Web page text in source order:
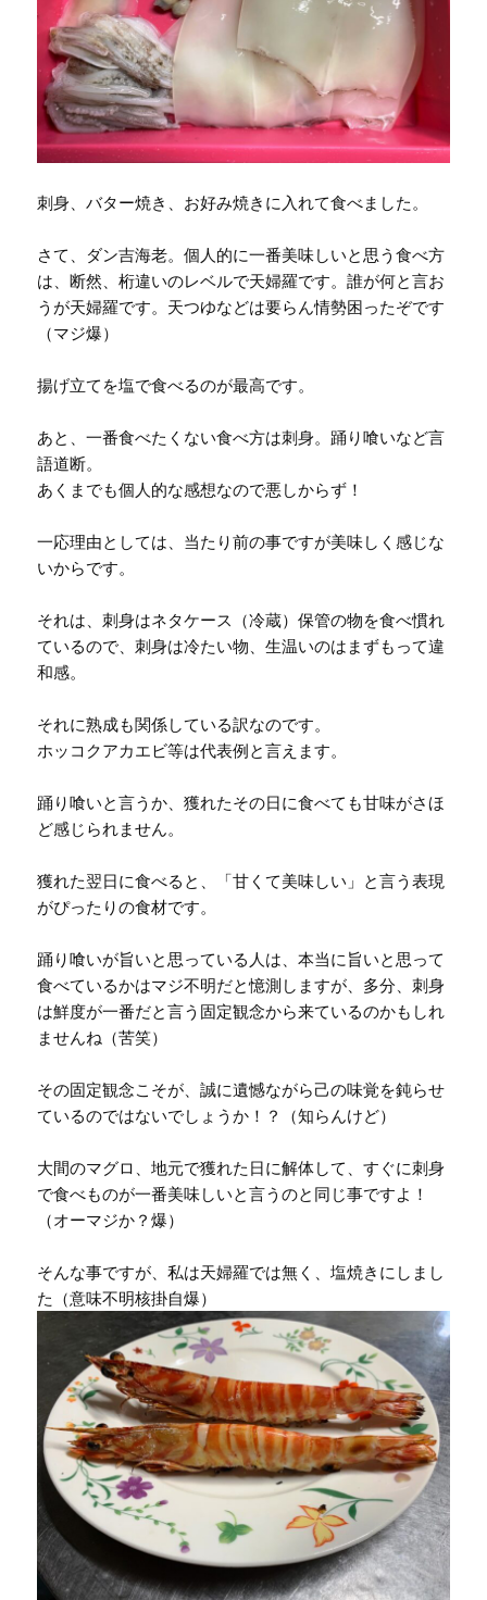
刺身、バター焼き、お好み焼きに入れて食べました。
さて、ダン吉海老。個人的に一番美味しいと思う食べ方
は、断然、桁違いのレベルで天婦羅です。誰が何と言お
うが天婦羅です。天つゆなどは要らん情勢困ったぞです
（マジ爆）
揚げ立てを塩で食べるのが最高です。
あと、一番食べたくない食べ方は刺身。踊り喰いなど言
語道断。
あくまでも個人的な感想なので悪しからず！
一応理由としては、当たり前の事ですが美味しく感じな
いからです。
それは、刺身はネタケース（冷蔵）保管の物を食べ慣れ
ているので、刺身は冷たい物、生温いのはまずもって違
和感。
それに熟成も関係している訳なのです。
ホッコクアカエビ等は代表例と言えます。
踊り喰いと言うか、獲れたその日に食べても甘味がさほ
ど感じられません。
獲れた翌日に食べると、「甘くて美味しい」と言う表現
がぴったりの食材です。
踊り喰いが旨いと思っている人は、本当に旨いと思って
食べているかはマジ不明だと憶測しますが、多分、刺身
は鮮度が一番だと言う固定観念から来ているのかもしれ
ませんね（苦笑）
その固定観念こそが、誠に遺憾ながら己の味覚を鈍らせ
ているのではないでしょうか！？（知らんけど）
大間のマグロ、地元で獲れた日に解体して、すぐに刺身
で食べものが一番美味しいと言うのと同じ事ですよ！
（オーマジか？爆）
そんな事ですが、私は天婦羅では無く、塩焼きにしまし
た（意味不明核掛自爆）